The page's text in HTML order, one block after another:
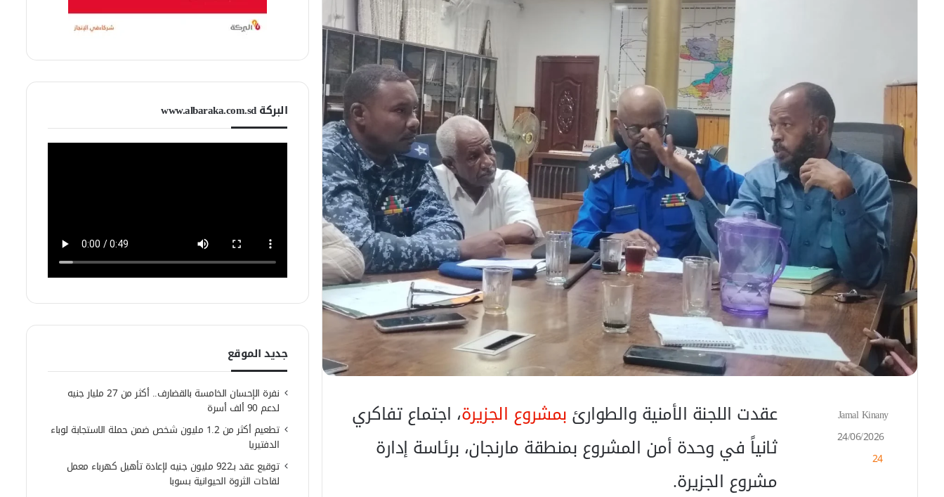
عقدت اللجنة الأمنية والطوارئبمشروع الجزيرة، اجتماع تفاكري
ثانياً في وحدة أمن المشروع بمنطقة مارنجان، برئاسة إدارة
مشروع الجزيرة.
Jamal Kinany
24/06/2026
24
البركة www.albaraka.com.sd
جديد الموقع
نفرة الإحسان الخامسة بالقضارف.. أكثر من 27 مليار جنيه
لدعم 90 ألف أسرة
تطعيم أكثر من 1.2 مليون شخص ضمن حملة الاستجابة لوباء
الدفتيريا
توقيع عقد بـ922 مليون جنيه لإعادة تأهيل كهرباء معمل
لقاحات الثروة الحيوانية بسوبا